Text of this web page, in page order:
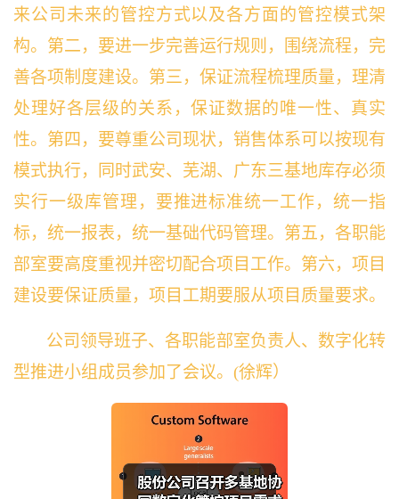
来公司未来的管控方式以及各方面的管控模式架
构。第二，要进一步完善运行规则，围绕流程，完
善各项制度建设。第三，保证流程梳理质量，理清
处理好各层级的关系，保证数据的唯一性、真实
性。第四，要尊重公司现状，销售体系可以按现有
模式执行，同时武安、芜湖、广东三基地库存必须
实行一级库管理，要推进标准统一工作，统一指
标，统一报表，统一基础代码管理。第五，各职能
部室要高度重视并密切配合项目工作。第六，项目
建设要保证质量，项目工期要服从项目质量要求。
公司领导班子、各职能部室负责人、 数字化转
型推进小组成员参加了会议。(徐辉）